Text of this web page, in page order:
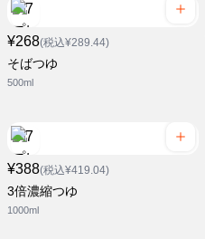
¥268(税込¥289.44)
そばつゆ
500ml
¥388(税込¥419.04)
3倍濃縮つゆ
1000ml